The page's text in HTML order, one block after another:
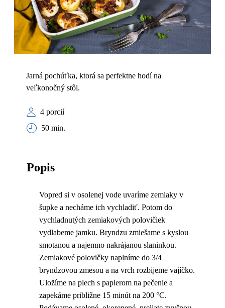
Jarná pochúťka, ktorá sa perfektne hodí na
veľkonočný stôl.
4 porcií
50 min.
Popis
Vopred si v osolenej vode uvaríme zemiaky v
šupke a necháme ich vychladiť. Potom do
vychladnutých zemiakových polovičiek
vydlabeme jamku. Bryndzu zmiešame s kyslou
smotanou a najemno nakrájanou slaninkou.
Zemiakové polovičky naplníme do 3/4
bryndzovou zmesou a na vrch rozbijeme vajíčko.
Uložíme na plech s papierom na pečenie a
zapekáme približne 15 minút na 200 °C.